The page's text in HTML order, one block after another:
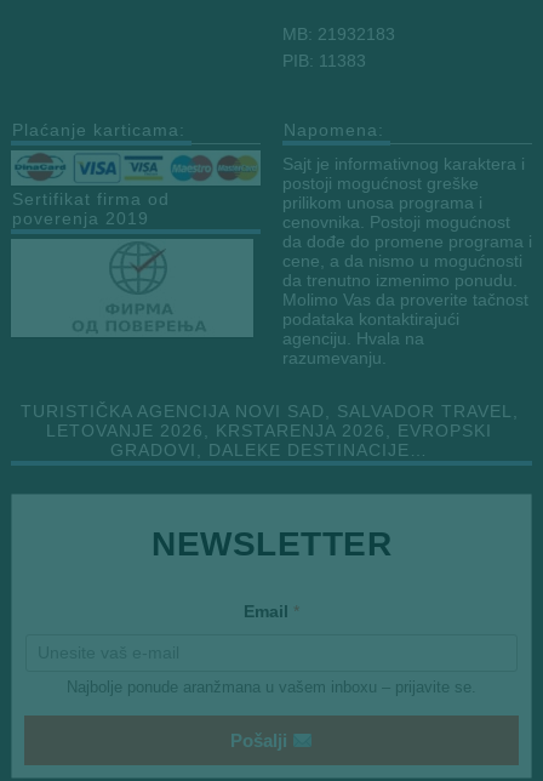
MB: 21932183
PIB: 11383
Plaćanje karticama:
Sertifikat firma od
poverenja 2019
Napomena:
Sajt je informativnog karaktera i
postoji mogućnost greške
prilikom unosa programa i
cenovnika. Postoji mogućnost
da dođe do promene programa i
cene, a da nismo u mogućnosti
da trenutno izmenimo ponudu.
Molimo Vas da proverite tačnost
podataka kontaktirajući
agenciju. Hvala na
razumevanju.
TURISTIČKA AGENCIJA NOVI SAD, SALVADOR TRAVEL,
LETOVANJE 2026, KRSTARENJA 2026, EVROPSKI
GRADOVI, DALEKE DESTINACIJE…
m
a
E
NEWSLETTER
Email *
Najbolje ponude aranžmana u vašem inboxu – prijavite se.
Pošalji